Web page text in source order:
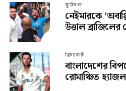
ফুটবল
নেইমারকে
উত্তাল
ক্রিকেট
বাংলাদেশের
রোমাঞ্চিত